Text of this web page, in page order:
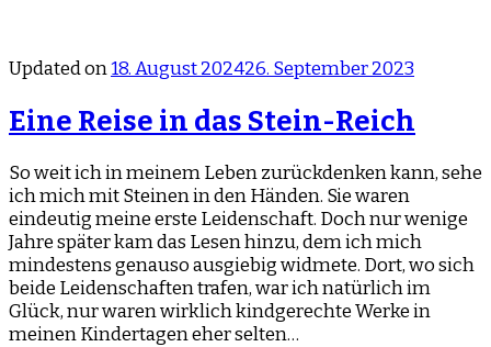
Updated on18. August 202426. September 2023
Eine Reise in das Stein-Reich
So weit ich in meinem Leben zurückdenken kann, sehe
ich mich mit Steinen in den Händen. Sie waren
eindeutig meine erste Leidenschaft. Doch nur wenige
Jahre später kam das Lesen hinzu, dem ich mich
mindestens genauso ausgiebig widmete. Dort, wo sich
beide Leidenschaften trafen, war ich natürlich im
Glück, nur waren wirklich kindgerechte Werke in
meinen Kindertagen eher selten…